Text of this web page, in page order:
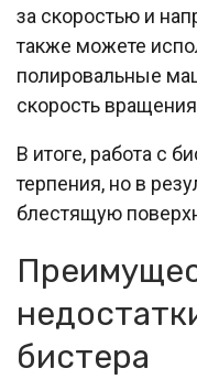
за скоростью и
также можете
полировальные
скорость
В итоге, работа с
терпения, но в
блестящую
бистера